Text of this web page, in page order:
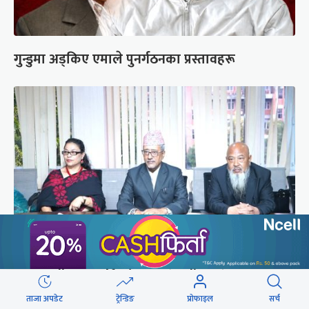
गुन्डुमा अड्किए एमाले पुनर्गठनका प्रस्तावहरू
प्रज्ञाका तीन कुलपतिको शपथ (तस्वीरहरू)
ताजा अपडेट ट्रेन्डिङ प्रोफाइल सर्च